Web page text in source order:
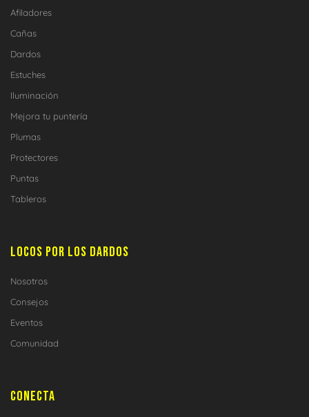
Afiladores
Cañas
Dardos
Estuches
Iluminación
Mejora tu puntería
Plumas
Protectores
Puntas
Tableros
LOCOS POR LOS DARDOS
Nosotros
Consejos
Eventos
Comunidad
CONECTA